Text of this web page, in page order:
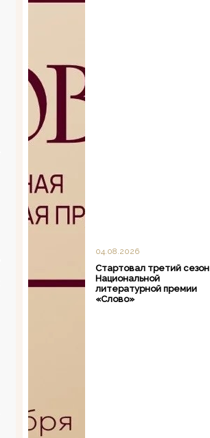
04.08.2026
Стартовал третий сезон
Национальной
литературной премии
«Слово»